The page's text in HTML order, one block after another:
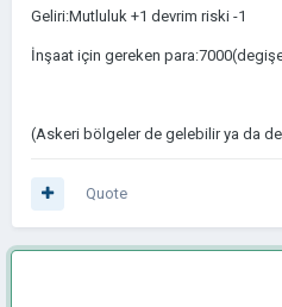
Geliri:Mutluluk +1 devrim riski -1
İnşaat için gereken
(Askeri bölgeler de gelebilir ya da
Quote